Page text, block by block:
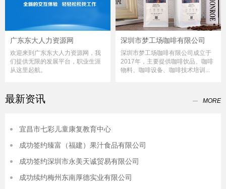
广东东大人力资源网
欢迎来到广东东大人力资源网，我
们提供无限的发展平台，职业生涯
从这里起航。
深圳市梦工场咖啡有限公司
深圳市梦工场咖啡有限公司成立于
2017年，主要提供咖啡饮品、咖啡
物料、咖啡设备、咖啡技术培训...
最新资讯 MORE
宜昌市七彩儿童康复教育中心
成功签约臻富（福建）果汁食品有限公司
成功签约深圳市永美天诚贸易有限公司
成功续约梅州东南厚德实业有限公司